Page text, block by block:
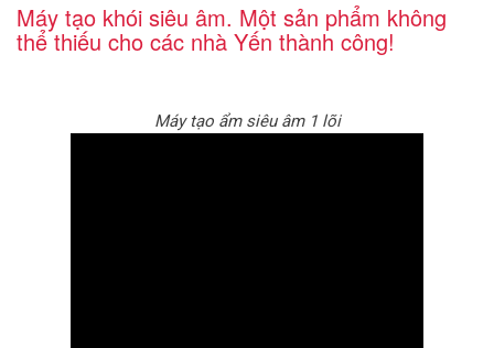
Máy tạo khói siêu âm. Một sản phẩm không
thể thiếu cho các nhà Yến thành công!
Máy tạo ẩm siêu âm 1 lõi